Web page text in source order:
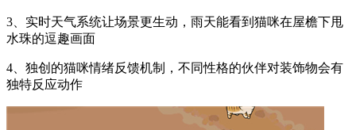
3、实时天气系统让场景更生动，雨天能看到猫咪在屋檐下甩
水珠的逗趣画面
4、独创的猫咪情绪反馈机制，不同性格的伙伴对装饰物会有
独特反应动作